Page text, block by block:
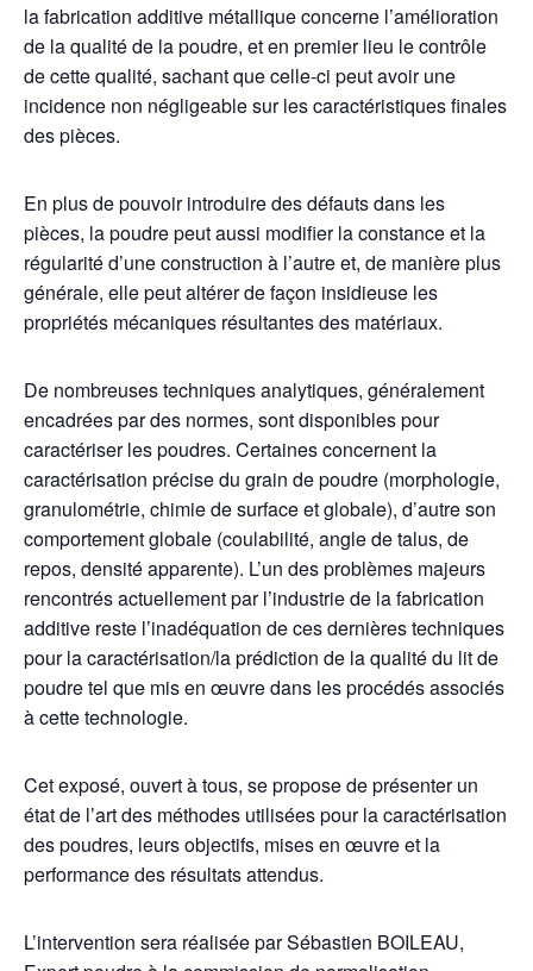
la fabrication additive métallique concerne l’amélioration
de la qualité de la poudre, et en premier lieu le contrôle
de cette qualité, sachant que celle-ci peut avoir une
incidence non négligeable sur les caractéristiques finales
des pièces.
En plus de pouvoir introduire des défauts dans les
pièces, la poudre peut aussi modifier la constance et la
régularité d’une construction à l’autre et, de manière plus
générale, elle peut altérer de façon insidieuse les
propriétés mécaniques résultantes des matériaux.
De nombreuses techniques analytiques, généralement
encadrées par des normes, sont disponibles pour
caractériser les poudres. Certaines concernent la
caractérisation précise du grain de poudre (morphologie,
granulométrie, chimie de surface et globale), d’autre son
comportement globale (coulabilité, angle de talus, de
repos, densité apparente). L’un des problèmes majeurs
rencontrés actuellement par l’industrie de la fabrication
additive reste l’inadéquation de ces dernières techniques
pour la caractérisation/la prédiction de la qualité du lit de
poudre tel que mis en œuvre dans les procédés associés
à cette technologie.
Cet exposé, ouvert à tous, se propose de présenter un
état de l’art des méthodes utilisées pour la caractérisation
des poudres, leurs objectifs, mises en œuvre et la
performance des résultats attendus.
L’intervention sera réalisée par Sébastien BOILEAU,